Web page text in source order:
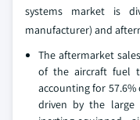
systems market is
manufacturer) and
The aftermarket
of the aircraft fuel
accounting for
driven by the large